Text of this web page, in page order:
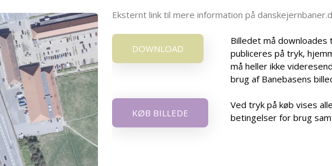
Eksternt link til mere information på
DOWNLOAD
Billedet må downloades
publiceres på tryk,
må heller ikke
brug af Banebasens
KØB BILLEDE
Ved tryk på køb vises
betingelser for brug